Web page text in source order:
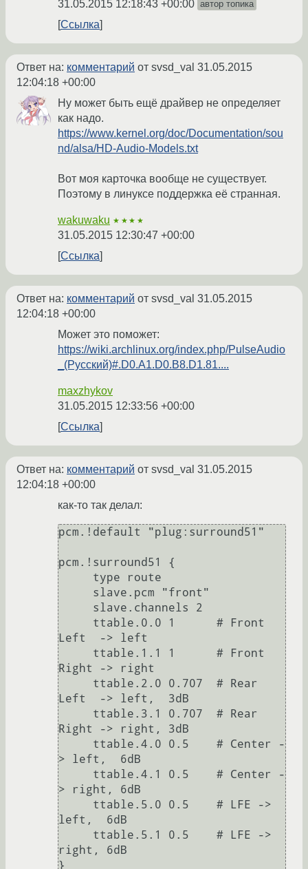
31.05.2015 12:18:43 +00:00 автор топика
Ссылка
Ответ на: комментарий от svsd_val 31.05.2015
12:04:18 +00:00
Ну может быть ещё драйвер не определяет
как надо.
https://www.kernel.org/doc/Documentation/sou
nd/alsa/HD-Audio-Models.txt
Вот моя карточка вообще не существует.
Поэтому в линуксе поддержка её странная.
wakuwaku ★★★★
31.05.2015 12:30:47 +00:00
Ссылка
Ответ на: комментарий от svsd_val 31.05.2015
12:04:18 +00:00
Может это поможет:
https://wiki.archlinux.org/index.php/PulseAudio
_(Русский)#.D0.A1.D0.B8.D1.81....
maxzhykov
31.05.2015 12:33:56 +00:00
Ссылка
Ответ на: комментарий от svsd_val 31.05.2015
12:04:18 +00:00
как-то так делал:
pcm.!default "plug:surround51"
pcm.!surround51 {
Left  -> left
Right -> right
Left  -> left,  3dB
Right -> right, 3dB
> left,  6dB
> right, 6dB
left,  6dB
right, 6dB